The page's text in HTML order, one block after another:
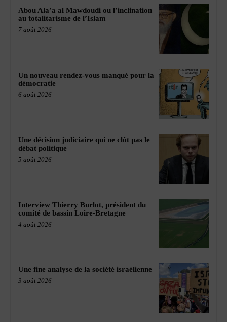
Abou Ala’a al Mawdoudi ou l’inclination
au totalitarisme de l’Islam
7 août 2026
Un nouveau rendez-vous manqué pour la
démocratie
6 août 2026
Une décision judiciaire qui ne clôt pas le
débat politique
5 août 2026
Interview Thierry Burlot, président du
comité de bassin Loire-Bretagne
4 août 2026
Une fine analyse de la société israélienne
3 août 2026